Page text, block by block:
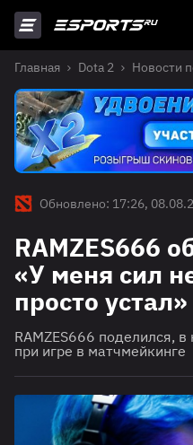
Главная Dota 2 Новости
Обновлено: 17:26,
RAMZES666
«У меня сил
просто устал»
RAMZES666 поделился,
при игре в матчмейкинге